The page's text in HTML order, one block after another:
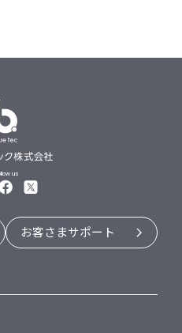
us
お客さまサポート